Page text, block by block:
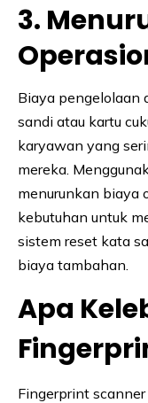
3.
Biaya pengelolaan
sandi atau kartu
karyawan yang
mereka.
menurunkan biaya
kebutuhan untuk
sistem reset kata
biaya tambahan.
Apa
Fingerprint